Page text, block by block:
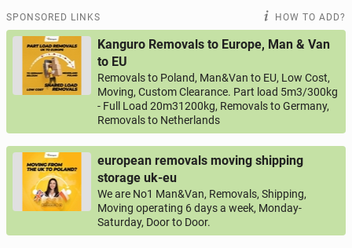
SPONSORED LINKS HOW TO ADD?
Kanguro Removals to Europe, Man & Van
to EU
Removals to Poland, Man&Van to EU, Low Cost,
Moving, Custom Clearance. Part load 5m3/300kg
- Full Load 20m31200kg, Removals to Germany,
Removals to Netherlands
european removals moving shipping
storage uk-eu
We are No1 Man&Van, Removals, Shipping,
Moving operating 6 days a week, Monday-
Saturday, Door to Door.